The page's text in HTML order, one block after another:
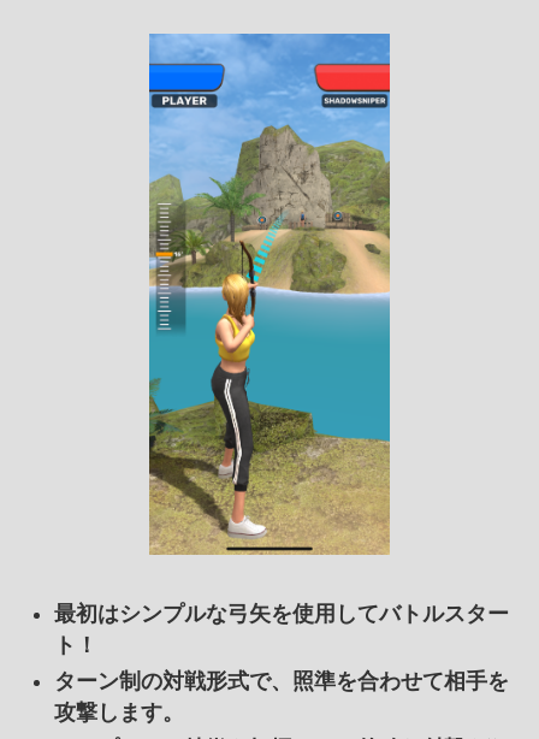
最初はシンプルな弓矢を使用してバトルスター
ト！
ターン制の対戦形式で、照準を合わせて相手を
攻撃します。